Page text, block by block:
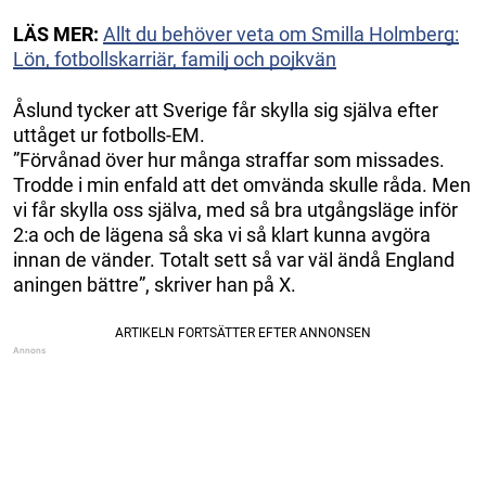
LÄS MER: Allt du behöver veta om Smilla Holmberg:
Lön, fotbollskarriär, familj och pojkvän
Åslund tycker att Sverige får skylla sig själva efter
uttåget ur fotbolls-EM.
”Förvånad över hur många straffar som missades.
Trodde i min enfald att det omvända skulle råda. Men
vi får skylla oss själva, med så bra utgångsläge inför
2:a och de lägena så ska vi så klart kunna avgöra
innan de vänder. Totalt sett så var väl ändå England
aningen bättre”, skriver han på X.